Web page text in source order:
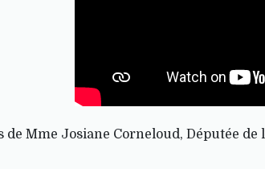
de Mme Josiane Corneloud, Députée